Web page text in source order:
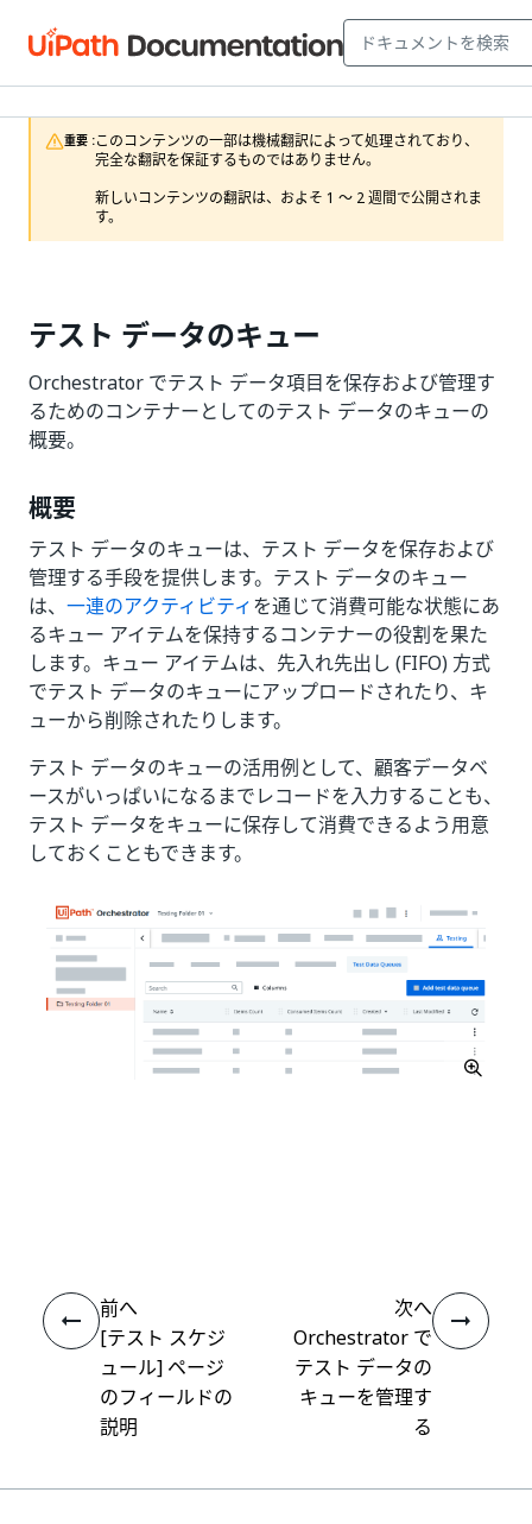
重要 :このコンテンツの一部は機械翻訳によって処理されており、
完全な翻訳を保証するものではありません。
新しいコンテンツの翻訳は、およそ 1 ～ 2 週間で公開されま
す。
テスト データのキュー
Orchestrator でテスト データ項目を保存および管理す
るためのコンテナーとしてのテスト データのキューの
概要。
概要
テスト データのキューは、テスト データを保存および
管理する手段を提供します。テスト データのキュー
は、 一連のアクティビティを通じて消費可能な状態にあ
るキュー アイテムを保持するコンテナーの役割を果た
します。キュー アイテムは、先入れ先出し (FIFO) 方式
でテスト データのキューにアップロードされたり、キ
ューから削除されたりします。
テスト データのキューの活用例として、顧客データベ
ースがいっぱいになるまでレコードを入力することも、
テスト データをキューに保存して消費できるよう用意
しておくこともできます。
前へ
[テスト スケジ
ュール] ページ
のフィールドの
説明
次へ
Orchestrator で
テスト データの
キューを管理す
る